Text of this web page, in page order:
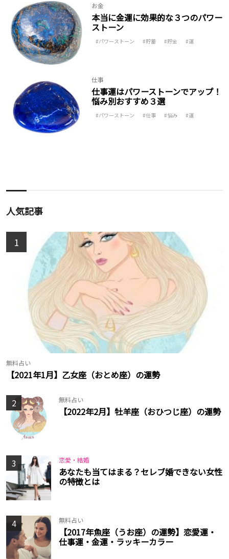
お金
本当に金運に効果的な３つのパワー
ストーン
パワーストーン 貯蓄 貯金 運
仕事
仕事運はパワーストーンでアップ！
悩み別おすすめ３選
パワーストーン 仕事 悩み 運
人気記事
1
無料占い
【2021年1月】乙女座（おとめ座）の運勢
2 無料占い
【2022年2月】牡羊座（おひつじ座）の運勢
3 恋愛・結婚
あなたも当てはまる？セレブ婚できない女性
の特徴とは
4 無料占い
【2017年魚座（うお座）の運勢】恋愛運・
仕事運・金運・ラッキーカラー